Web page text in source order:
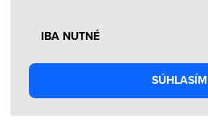
IBA NUTNÉ
SÚHLASÍM